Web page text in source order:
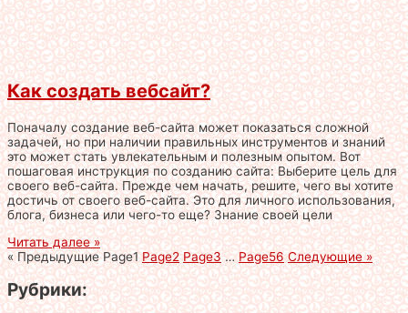
Как создать вебсайт?
Поначалу создание веб-сайта может показаться сложной
задачей, но при наличии правильных инструментов и знаний
это может стать увлекательным и полезным опытом. Вот
пошаговая инструкция по созданию сайта: Выберите цель для
своего веб-сайта. Прежде чем начать, решите, чего вы хотите
достичь от своего веб-сайта. Это для личного использования,
блога, бизнеса или чего-то еще? Знание своей цели
Читать далее »
« Предыдущие Page1 Page2 Page3 … Page56 Следующие »
Рубрики: